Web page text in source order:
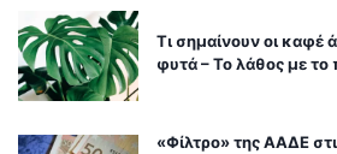
Τι σημαίνουν οι καφέ
φυτά – Το λάθος με το
«Φίλτρο» της ΑΑΔΕ